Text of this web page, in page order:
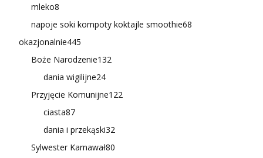
mleko8
napoje soki kompoty koktajle smoothie68
okazjonalnie445
Boże Narodzenie132
dania wigilijne24
Przyjęcie Komunijne122
ciasta87
dania i przekąski32
Sylwester Karnawał80